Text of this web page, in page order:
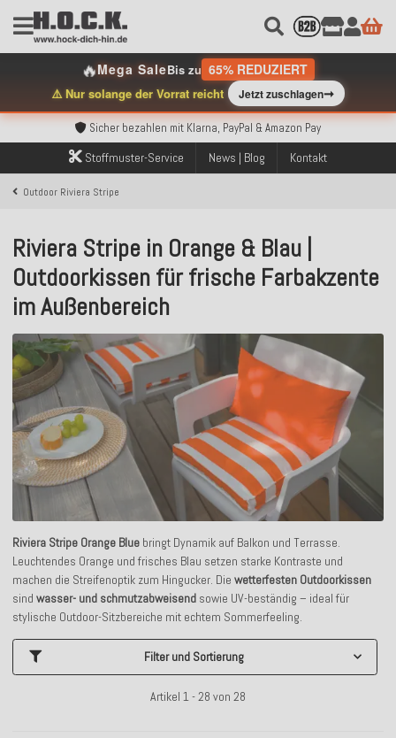
🔥Mega SaleBis zu 65% REDUZIERT
⚠️ Nur solange der Vorrat reicht Jetzt zuschlagen➞
Kostenloser Versand innerhalb Deutschlands ab 99€ Bestellwert
Über 120.000 erfolgreich versendete Bestellungen
Sicher bezahlen mit Klarna, PayPal & Amazon Pay
Kostenloser Versand innerhalb Deutschlands ab 99€ Bestellwert
Über 120.000 erfolgreich versendete Bestellungen
Sicher bezahlen mit Klarna, PayPal & Amazon Pay
Kostenloser Versand innerhalb Deutschlands ab 99€ Bestellwert
Stoffmuster-Service News | Blog Kontakt
Outdoor Riviera Stripe
Riviera Stripe in Orange & Blau |
Outdoorkissen für frische Farbakzente
im Außenbereich
Riviera Stripe Orange Blue bringt Dynamik auf Balkon und Terrasse.
Leuchtendes Orange und frisches Blau setzen starke Kontraste und
machen die Streifenoptik zum Hingucker. Die wetterfesten Outdoorkissen
sind wasser- und schmutzabweisend sowie UV-beständig – ideal für
stylische Outdoor-Sitzbereiche mit echtem Sommerfeeling.
Filter und Sortierung
Artikel 1 - 28 von 28